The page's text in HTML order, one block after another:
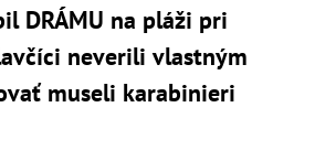
DRÁMU na pláži pri
neverili vlastným
museli karabinieri